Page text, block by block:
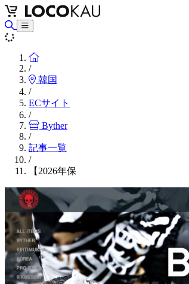
Home
/
韓国
/
ECサイト
/
Byther
/
記事一覧
/
【2026年保